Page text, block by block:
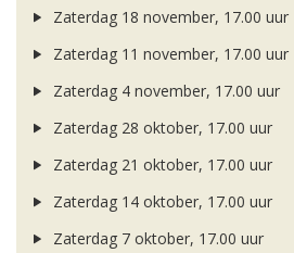
Zaterdag 18 november, 17.00 uur
Zaterdag 11 november, 17.00 uur
Zaterdag 4 november, 17.00 uur
Zaterdag 28 oktober, 17.00 uur
Zaterdag 21 oktober, 17.00 uur
Zaterdag 14 oktober, 17.00 uur
Zaterdag 7 oktober, 17.00 uur